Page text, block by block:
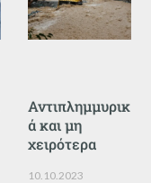
Αντιπλημμυρικ
ά και μη
χειρότερα
10.10.2023